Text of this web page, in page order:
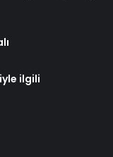
ilgili